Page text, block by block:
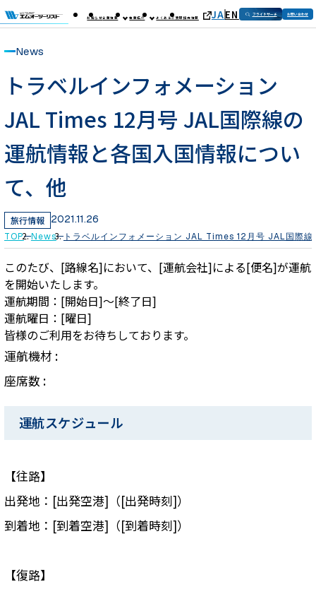
お知らせ企業情報 事業紹介 よくあるご質問採用情報 JAEN フライトサーチ お問い合わせ
News
トラベルインフォメーション
JAL Times 12月号 JAL国際線の
運航情報と各国入国情報につい
て、他
旅行情報 2021.11.26
TOP News トラベルインフォメーション JAL Times 12月号 JAL国際線
このたび、[路線名]において、[運航会社]による[便名]が運航
を開始いたします。
運航期間：[開始日]～[終了日]
運航曜日：[曜日]
皆様のご利用をお待ちしております。
運航機材 :
座席数 :
運航スケジュール
【往路】
出発地：[出発空港]（[出発時刻]）
到着地：[到着空港]（[到着時刻]）
【復路】